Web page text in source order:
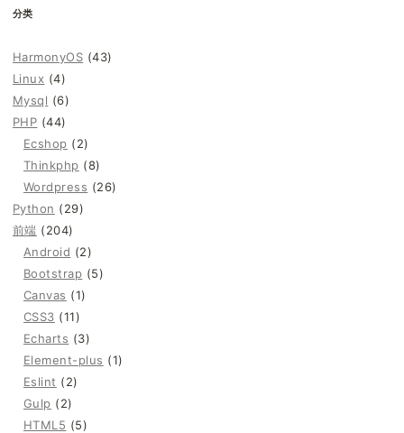
分类
HarmonyOS (43)
Linux (4)
Mysql (6)
PHP (44)
Ecshop (2)
Thinkphp (8)
Wordpress (26)
Python (29)
前端 (204)
Android (2)
Bootstrap (5)
Canvas (1)
CSS3 (11)
Echarts (3)
Element-plus (1)
Eslint (2)
Gulp (2)
HTML5 (5)